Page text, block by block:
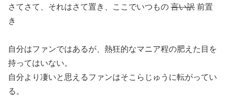
さてさて、それはさて置き、ここでいつもの 言い訳 前置
き
自分はファンではあるが、熱狂的なマニア程の肥えた目を
持ってはいない。
自分より凄いと思えるファンはそこらじゅうに転がってい
る。